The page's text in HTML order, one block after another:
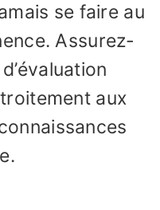
se faire au
Assurez-
aux